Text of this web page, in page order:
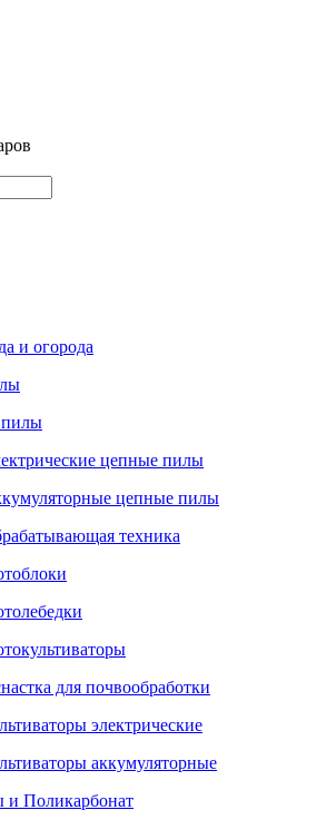
и огорода
цепные пилы
цепные пилы
техника
для почвообработки
электрические
аккумуляторные
и Поликарбонат